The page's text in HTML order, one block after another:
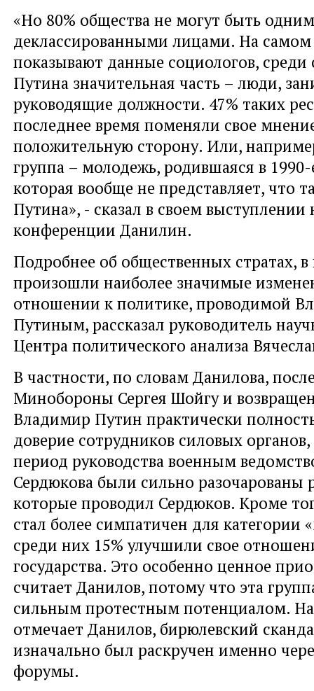
«Но 80% общества не могут быть
деклассированными лицами. На самом
показывают данные социологов, среди
Путина значительная часть – люди,
руководящие должности. 47% таких
последнее время поменяли свое
положительную сторону. Или,
группа – молодежь, родившаяся в
которая вообще не представляет, что
Путина», - сказал в своем выступлении
конференции Данилин.
Подробнее об общественных стратах,
произошли наиболее значимые
отношении к политике, проводимой
Путиным, рассказал руководитель
Центра политического анализа
В частности, по словам Данилова,
Минобороны Сергея Шойгу и
Владимир Путин практически
доверие сотрудников силовых
период руководства военным
Сердюкова были сильно
которые проводил Сердюков. Кроме
стал более симпатичен для
среди них 15% улучшили свое
государства. Это особенно ценное
считает Данилов, потому что эта
сильным протестным потенциалом.
отмечает Данилов, бирюлевский
изначально был раскручен именно
форумы.